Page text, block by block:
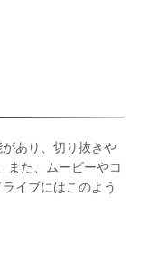
あり、切り抜きや
また、ムービーやコ
イブにはこのよう